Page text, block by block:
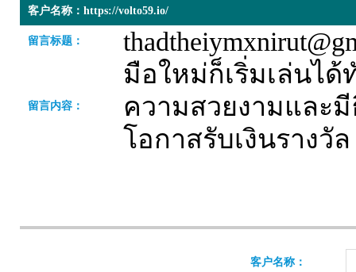
客户名称：https://volto59.io/
留言标题：
留言内容：
มือใหม่ก็เริ่มเล่นไ
ความสวยงามและ
โอกาสรับเงินรางวั
客户名称：